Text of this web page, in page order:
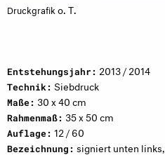
Druckgrafik o. T.
Entstehungsjahr: 2013 / 2014
Technik: Siebdruck
Maße: 30 x 40 cm
Rahmenmaß: 35 x 50 cm
Auflage: 12 / 60
Bezeichnung: signiert unten